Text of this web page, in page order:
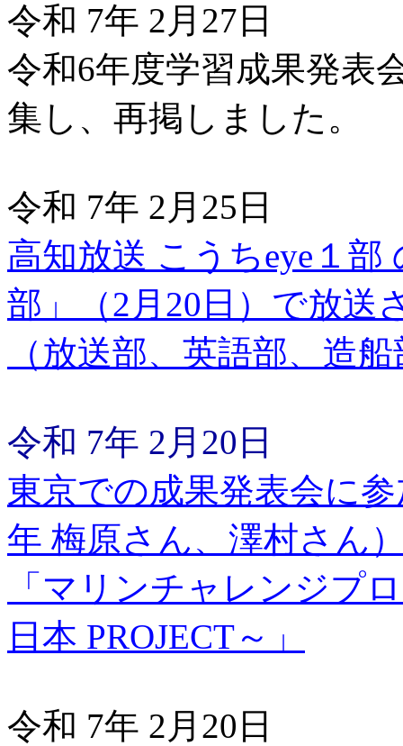
令和 7年 2月27日
令和6年度学習成果発表
集し、再掲しました。
令和 7年 2月25日
高知放送 こうちeye１
部」（2月20日）で放送
（放送部、英語部、造
令和 7年 2月20日
東京での成果発表会に
年 梅原さん、澤村さん
「マリンチャレンジプ
日本 PROJECT～」
令和 7年 2月20日